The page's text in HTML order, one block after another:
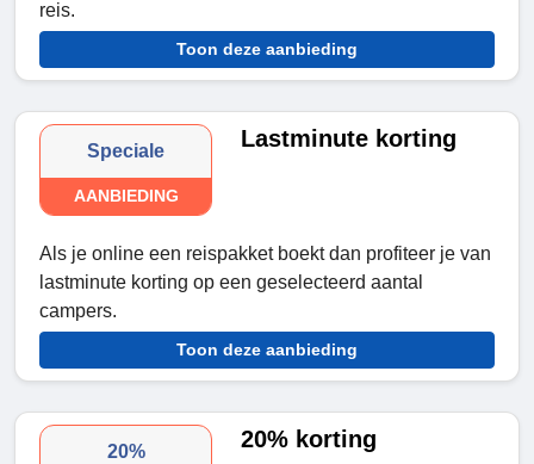
reis.
Toon deze aanbieding
Speciale
AANBIEDING
Lastminute korting
Als je online een reispakket boekt dan profiteer je van
lastminute korting op een geselecteerd aantal
campers.
Toon deze aanbieding
20% 20% korting